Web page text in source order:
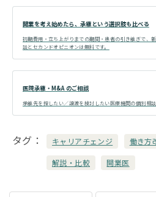
開業を考え始めたら、承継という選択肢も比べる
初期費用・立ち上がりまでの期間・患者の引き継ぎで、
談とセカンドオピニオンは無料です。
医院承継・M&A のご相談
承継先を探したい／譲渡を検討したい医療機関の個別相談
タグ キャリアチェンジ 働き方
解説・比較 開業医